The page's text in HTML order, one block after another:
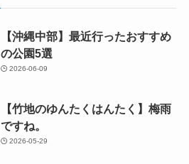
【沖縄中部】最近行ったおすすめ
の公園5選
2026-06-09
【竹地のゆんたくはんたく】梅雨
ですね。
2026-05-29